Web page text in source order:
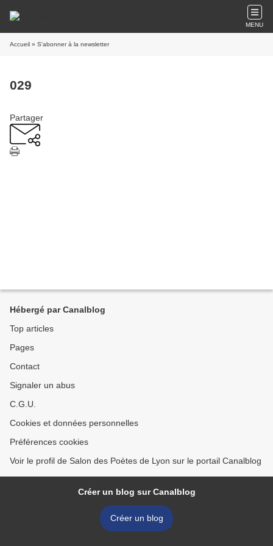
MENU
Accueil » S'abonner à la newsletter
029
Partager
Hébergé par Canalblog
Top articles
Pages
Contact
Signaler un abus
C.G.U.
Cookies et données personnelles
Préférences cookies
Voir le profil de Salon des Poètes de Lyon sur le portail Canalblog
Créer un blog sur Canalblog
Créer un blog